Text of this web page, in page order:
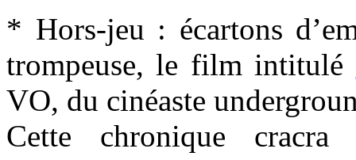
* Hors-jeu : écartons
trompeuse, le film intitulé
VO, du cinéaste
Cette chronique